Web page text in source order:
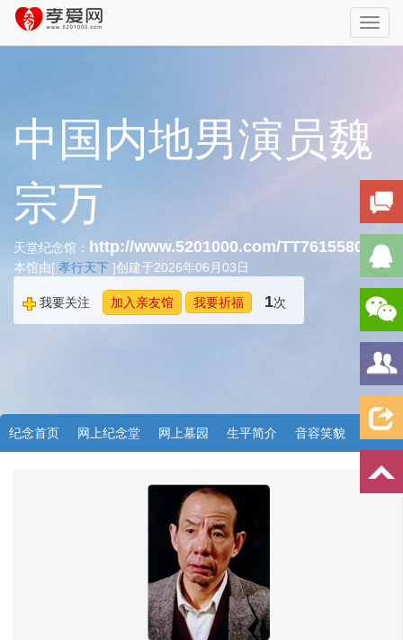
中国内地男演员魏
宗万
天堂纪念馆： http://www.5201000.com/TT761558040
本馆由[ 孝行天下 ]创建于2026年06月03日
我要关注 加入亲友馆 我要祈福 1次
纪念首页 网上纪念堂 网上墓园 生平简介 音容笑貌